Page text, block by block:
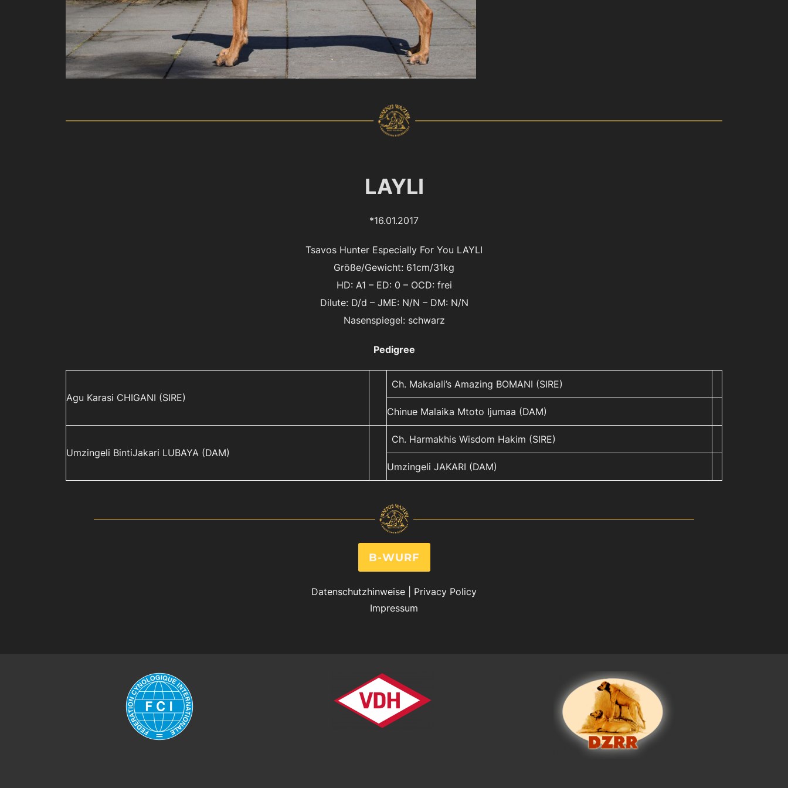
LAYLI
*16.01.2017
Tsavos Hunter Especially For You LAYLI
Größe/Gewicht: 61cm/31kg
HD: A1 – ED: 0 – OCD: frei
Dilute: D/d – JME: N/N – DM: N/N
Nasenspiegel: schwarz
Pedigree
Agu Karasi CHIGANI (SIRE)
Ch. Makalali’s Amazing BOMANI (SIRE)
Chinue Malaika Mtoto Ijumaa (DAM)
Umzingeli BintiJakari LUBAYA (DAM)
Ch. Harmakhis Wisdom Hakim (SIRE)
Umzingeli JAKARI (DAM)
B-WURF
Datenschutzhinweise
Privacy Policy
Impressum